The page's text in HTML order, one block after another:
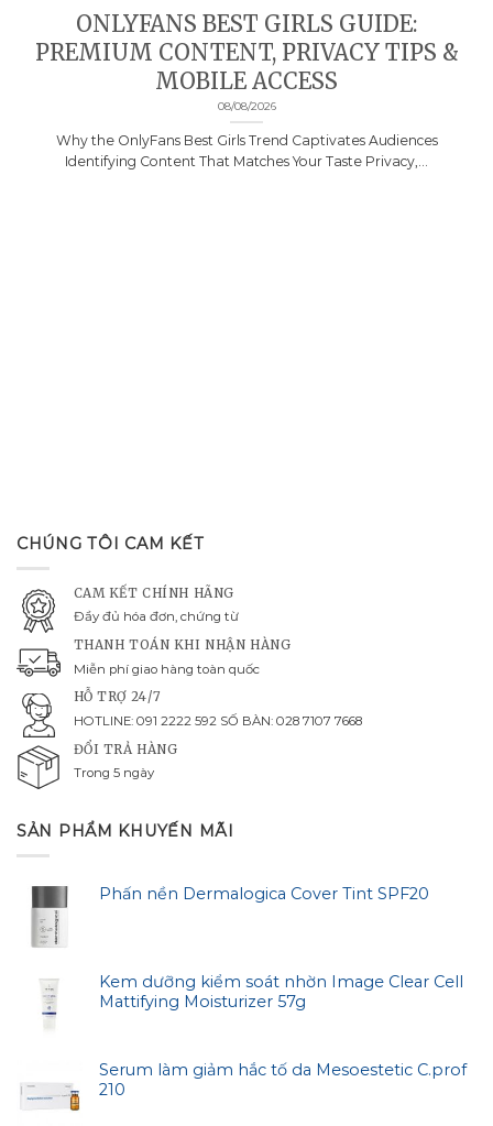
ONLYFANS BEST GIRLS GUIDE:
PREMIUM CONTENT, PRIVACY TIPS &
MOBILE ACCESS
08/08/2026
Why the OnlyFans Best Girls Trend Captivates Audiences
Identifying Content That Matches Your Taste Privacy,...
CHÚNG TÔI CAM KẾT
CAM KẾT CHÍNH HÃNG
Đầy đủ hóa đơn, chứng từ
THANH TOÁN KHI NHẬN HÀNG
Miễn phí giao hàng toàn quốc
HỖ TRỢ 24/7
HOTLINE: 091 2222 592 SỐ BÀN: 028 7107 7668
ĐỔI TRẢ HÀNG
Trong 5 ngày
SẢN PHẨM KHUYẾN MÃI
Phấn nền Dermalogica Cover Tint SPF20
Kem dưỡng kiểm soát nhờn Image Clear Cell
Mattifying Moisturizer 57g
Serum làm giảm hắc tố da Mesoestetic C.prof
210